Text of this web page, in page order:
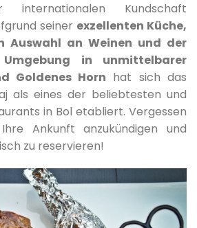
internationalen Kundschaft
seiner exzellenten Küche,
Auswahl an Weinen und der
Umgebung in unmittelbarer
Goldenes Horn hat sich das
als eines der beliebtesten und
in Bol etabliert. Vergessen
Ankunft anzukündigen und
zu reservieren!